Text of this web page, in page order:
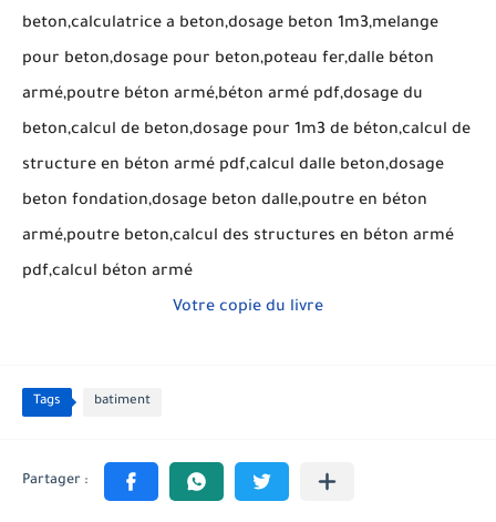
beton,calculatrice a beton,dosage beton 1m3,melange
pour beton,dosage pour beton,poteau fer,dalle béton
armé,poutre béton armé,béton armé pdf,dosage du
beton,calcul de beton,dosage pour 1m3 de béton,calcul de
structure en béton armé pdf,calcul dalle beton,dosage
beton fondation,dosage beton dalle,poutre en béton
armé,poutre beton,calcul des structures en béton armé
pdf,calcul béton armé
Votre copie du livre
Tags batiment